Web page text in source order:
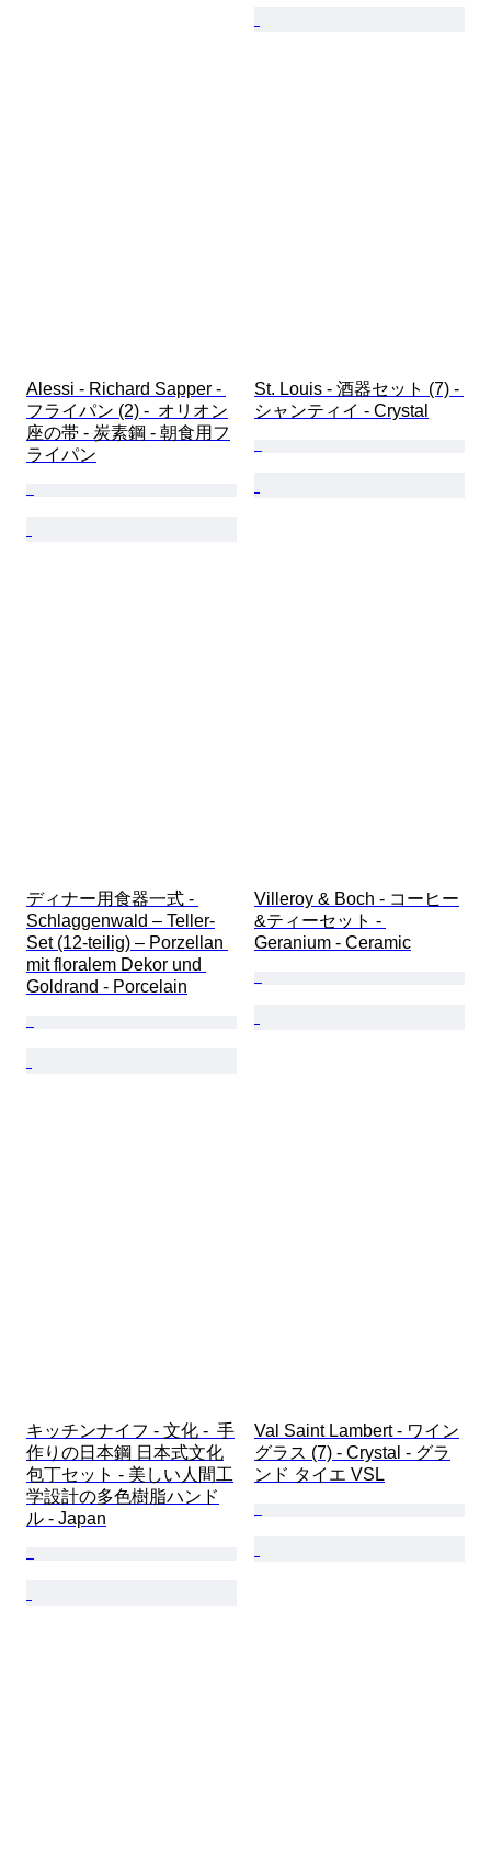
Alessi - Richard Sapper -
フライパン (2) -  オリオン
座の帯 - 炭素鋼 - 朝食用フ
ライパン
St. Louis - 酒器セット (7) -
シャンティイ - Crystal
ディナー用食器一式 -
Schlaggenwald – Teller-
Set (12-teilig) – Porzellan
mit floralem Dekor und
Goldrand - Porcelain
Villeroy & Boch - コーヒー
&ティーセット -
Geranium - Ceramic
キッチンナイフ - 文化 -  手
作りの日本鋼 日本式文化
包丁セット - 美しい人間工
学設計の多色樹脂ハンド
ル - Japan
Val Saint Lambert - ワイン
グラス (7) - Crystal - グラ
ンド タイエ VSL